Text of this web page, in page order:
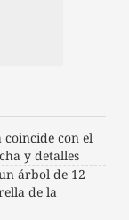
coincide con el
y detalles
árbol de 12
de la